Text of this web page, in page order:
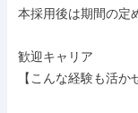
本採用後は期間の定
歓迎キャリア
【こんな経験も活か